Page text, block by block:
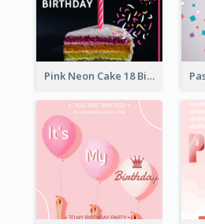
Pink Neon Cake 18 Birthday Invitation